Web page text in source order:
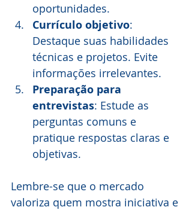
oportunidades.
Currículo objetivo:
Destaque suas habilidades
técnicas e projetos. Evite
informações irrelevantes.
Preparação para
entrevistas: Estude as
perguntas comuns e
pratique respostas claras e
objetivas.
Lembre-se que o mercado
valoriza quem mostra iniciativa e